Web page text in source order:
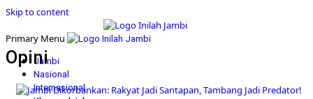
Skip to content
Primary Menu
Jambi
Nasional
Internasional
Opini